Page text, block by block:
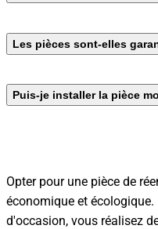
Les pièces sont-elles
Puis-je installer la pièce
Opter pour une pièce de
économique et
d'occasion, vous réalisez